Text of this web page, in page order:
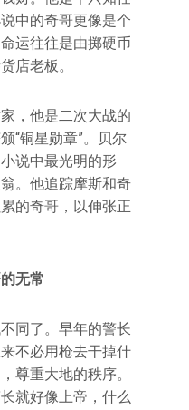
中的奇哥更像是个
运往往是由掷硬币
店老板。
，他是二次大战的
“铜星勋章”。贝尔
说中最光明的形
。他追踪摩斯和奇
的奇哥，以伸张正
无常
同了。早年的警长
不必用枪去干掉什
尊重大地的秩序。
就好像上帝，什么